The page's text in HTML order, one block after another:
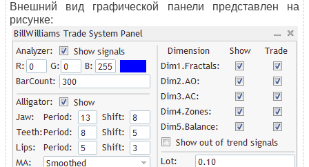
Внешний вид графической панели представлен на
рисунке: